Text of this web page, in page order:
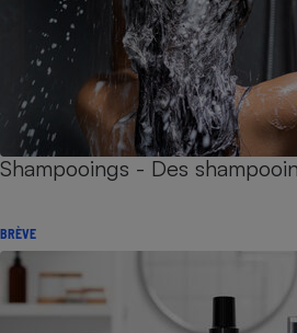
Shampooings - Des
BRÈVE